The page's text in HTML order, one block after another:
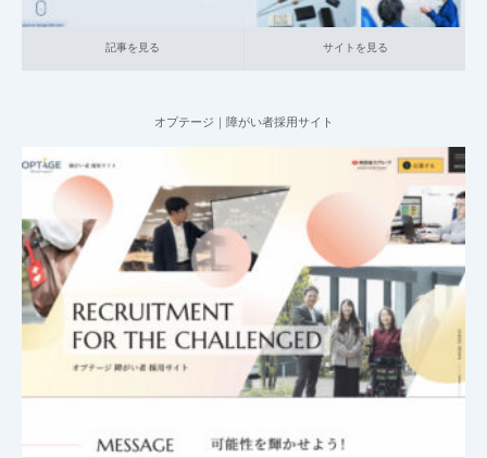
記事を見る サイトを見る
オプテージ｜障がい者採用サイト
2025.06.08
011_ 障がい者採用サイト 008_情報通信 大企業の採用サイト
本社が
記事を見る サイトを見る